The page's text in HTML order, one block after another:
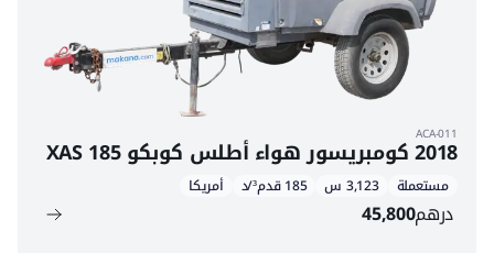
ACA-011
2018 كومبريسور هواء أطلس كوبكو XAS 185
مستعملة 3,123 س 185 قدم³/د أمريكا
درهم45,800